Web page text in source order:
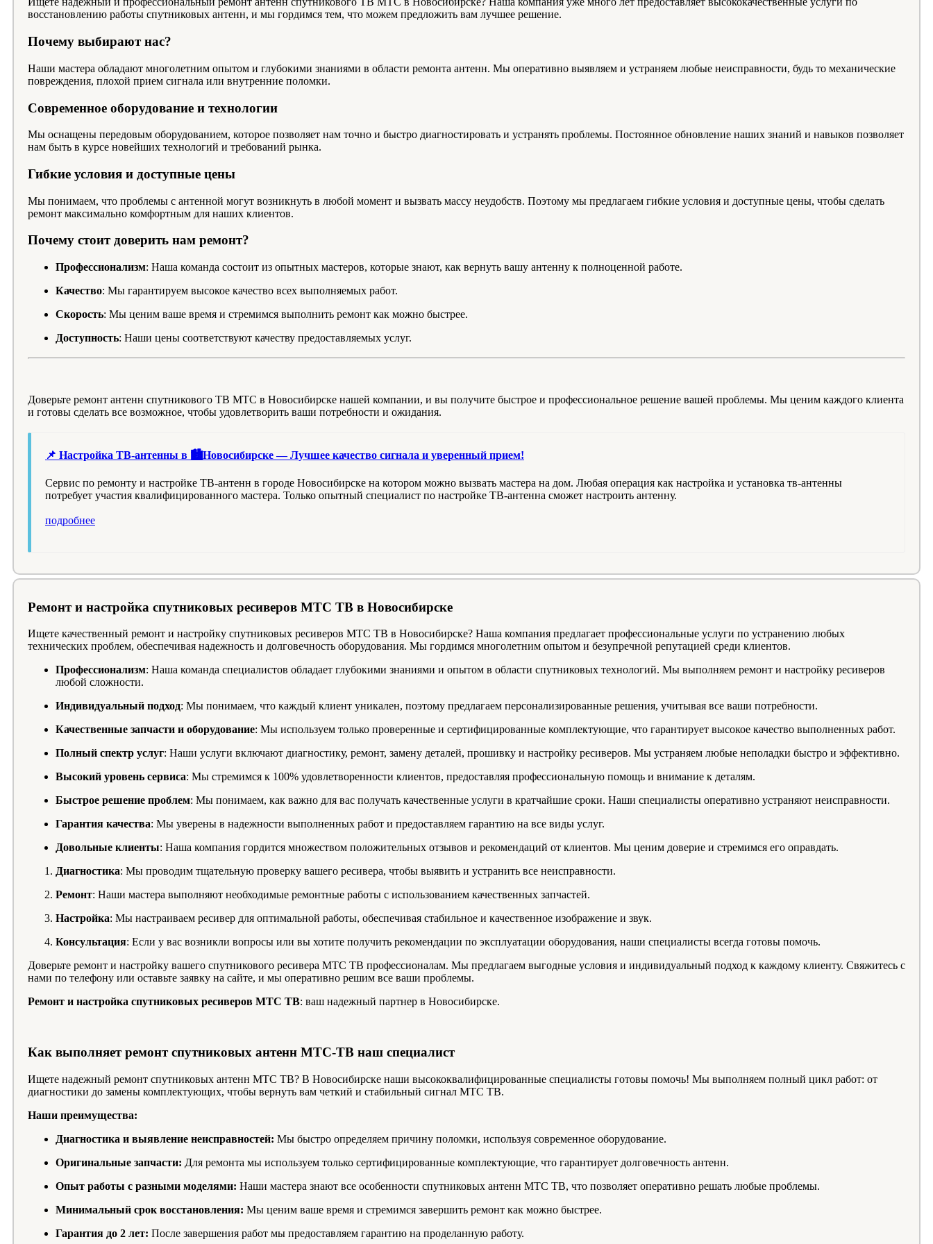
восстановлению работы спутниковых антенн, и мы гордимся тем, что можем предложить вам лучшее решение.
Почему выбирают нас?
Наши мастера обладают многолетним опытом и глубокими знаниями в области ремонта антенн. Мы оперативно выявляем и устраняем любые неисправности, будь то механические
повреждения, плохой прием сигнала или внутренние поломки.
Современное оборудование и технологии
Мы оснащены передовым оборудованием, которое позволяет нам точно и быстро диагностировать и устранять проблемы. Постоянное обновление наших знаний и навыков позволяет
нам быть в курсе новейших технологий и требований рынка.
Гибкие условия и доступные цены
Мы понимаем, что проблемы с антенной могут возникнуть в любой момент и вызвать массу неудобств. Поэтому мы предлагаем гибкие условия и доступные цены, чтобы сделать
ремонт максимально комфортным для наших клиентов.
Почему стоит доверить нам ремонт?
Профессионализм: Наша команда состоит из опытных мастеров, которые знают, как вернуть вашу антенну к полноценной работе.
Качество: Мы гарантируем высокое качество всех выполняемых работ.
Скорость: Мы ценим ваше время и стремимся выполнить ремонт как можно быстрее.
Доступность: Наши цены соответствуют качеству предоставляемых услуг.
Доверьте ремонт антенн спутникового ТВ МТС в Новосибирске нашей компании, и вы получите быстрое и профессиональное решение вашей проблемы. Мы ценим каждого клиента
и готовы сделать все возможное, чтобы удовлетворить ваши потребности и ожидания.
📌 Настройка ТВ-антенны в 🏙️Новосибирске — Лучшее качество сигнала и уверенный прием!
Сервис по ремонту и настройке ТВ-антенн в городе Новосибирске на котором можно вызвать мастера на дом. Любая операция как настройка и установка тв-антенны
потребует участия квалифицированного мастера. Только опытный специалист по настройке ТВ-антенна сможет настроить антенну.
подробнее
Ремонт и настройка спутниковых ресиверов МТС ТВ в Новосибирске
Ищете качественный ремонт и настройку спутниковых ресиверов МТС ТВ в Новосибирске? Наша компания предлагает профессиональные услуги по устранению любых
технических проблем, обеспечивая надежность и долговечность оборудования. Мы гордимся многолетним опытом и безупречной репутацией среди клиентов.
Профессионализм: Наша команда специалистов обладает глубокими знаниями и опытом в области спутниковых технологий. Мы выполняем ремонт и настройку ресиверов
любой сложности.
Индивидуальный подход: Мы понимаем, что каждый клиент уникален, поэтому предлагаем персонализированные решения, учитывая все ваши потребности.
Качественные запчасти и оборудование: Мы используем только проверенные и сертифицированные комплектующие, что гарантирует высокое качество выполненных работ.
Полный спектр услуг: Наши услуги включают диагностику, ремонт, замену деталей, прошивку и настройку ресиверов. Мы устраняем любые неполадки быстро и эффективно.
Высокий уровень сервиса: Мы стремимся к 100% удовлетворенности клиентов, предоставляя профессиональную помощь и внимание к деталям.
Быстрое решение проблем: Мы понимаем, как важно для вас получать качественные услуги в кратчайшие сроки. Наши специалисты оперативно устраняют неисправности.
Гарантия качества: Мы уверены в надежности выполненных работ и предоставляем гарантию на все виды услуг.
Довольные клиенты: Наша компания гордится множеством положительных отзывов и рекомендаций от клиентов. Мы ценим доверие и стремимся его оправдать.
Диагностика: Мы проводим тщательную проверку вашего ресивера, чтобы выявить и устранить все неисправности.
Ремонт: Наши мастера выполняют необходимые ремонтные работы с использованием качественных запчастей.
Настройка: Мы настраиваем ресивер для оптимальной работы, обеспечивая стабильное и качественное изображение и звук.
Консультация: Если у вас возникли вопросы или вы хотите получить рекомендации по эксплуатации оборудования, наши специалисты всегда готовы помочь.
Доверьте ремонт и настройку вашего спутникового ресивера МТС ТВ профессионалам. Мы предлагаем выгодные условия и индивидуальный подход к каждому клиенту. Свяжитесь с
нами по телефону или оставьте заявку на сайте, и мы оперативно решим все ваши проблемы.
Ремонт и настройка спутниковых ресиверов МТС ТВ: ваш надежный партнер в Новосибирске.
Как выполняет ремонт спутниковых антенн МТС-ТВ наш специалист
Ищете надежный ремонт спутниковых антенн МТС ТВ? В Новосибирске наши высококвалифицированные специалисты готовы помочь! Мы выполняем полный цикл работ: от
диагностики до замены комплектующих, чтобы вернуть вам четкий и стабильный сигнал МТС ТВ.
Наши преимущества:
Диагностика и выявление неисправностей: Мы быстро определяем причину поломки, используя современное оборудование.
Оригинальные запчасти: Для ремонта мы используем только сертифицированные комплектующие, что гарантирует долговечность антенн.
Опыт работы с разными моделями: Наши мастера знают все особенности спутниковых антенн МТС ТВ, что позволяет оперативно решать любые проблемы.
Минимальный срок восстановления: Мы ценим ваше время и стремимся завершить ремонт как можно быстрее.
Гарантия до 2 лет: После завершения работ мы предоставляем гарантию на проделанную работу.